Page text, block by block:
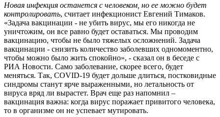
Новая инфекция останется с человеком, но ее можно будет
контролировать, считает инфекционист Евгений Тимаков.
«Задача вакцинации - не убить вирус, мы его никогда не
уничтожим, он все равно будет оставаться. Мы проводим
вакцинацию, чтобы не было тяжелых осложнений. Задача
вакцинации - снизить количество заболевших одномоментно,
чтобы можно было жить спокойно», - сказал он в беседе с
РИА Новости. Само заболевание, скорее всего, будет
меняться. Так, СОVID-19 будет дольше длиться, постковидные
синдромы станут ярче выраженными, но летальность от
вируса вряд ли вырастет. Врач еще раз напомнил –
вакцинация важна: когда вирус поражает привитого человека,
то в организме он не успевает мутировать.